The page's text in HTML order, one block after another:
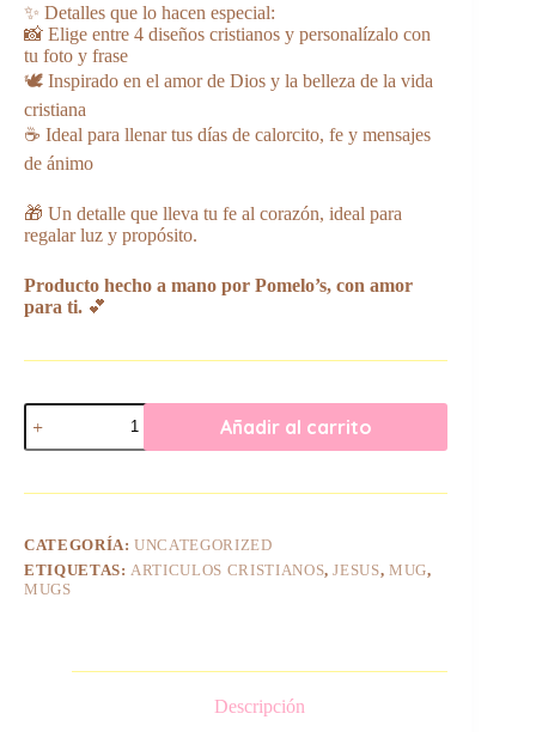
✨ Detalles que lo hacen especial:
📸 Elige entre 4 diseños cristianos y personalízalo con
tu foto y frase
🕊️ Inspirado en el amor de Dios y la belleza de la vida
cristiana
☕ Ideal para llenar tus días de calorcito, fe y mensajes
de ánimo
🎁 Un detalle que lleva tu fe al corazón, ideal para
regalar luz y propósito.
Producto hecho a mano por Pomelo’s, con amor
para ti. 💕
Mug
Testimonio
de
cantidad
Añadir al carrito
CATEGORÍA:UNCATEGORIZED
ETIQUETAS: ARTICULOS CRISTIANOS,JESUS,MUG,
MUGS
Descripción